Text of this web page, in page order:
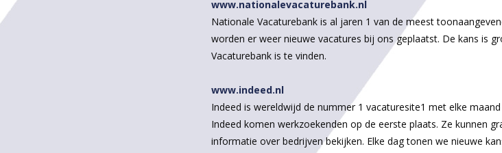
www.nationalevacaturebank.nl
Nationale Vacaturebank is al jaren 1 van de meest
worden er weer nieuwe vacatures bij ons geplaatst. De kans is
Vacaturebank is te vinden.
www.indeed.nl
Indeed is wereldwijd de nummer 1 vacaturesite1 met elke
Indeed komen werkzoekenden op de eerste plaats. Ze kunnen
informatie over bedrijven bekijken. Elke dag tonen we nieuwe